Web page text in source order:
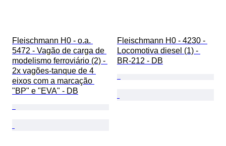
Fleischmann H0 - o.a.
5472 - Vagão de carga de
modelismo ferroviário (2) -
2x vagões-tanque de 4
eixos com a marcação
"BP" e "EVA" - DB
Fleischmann H0 - 4230 -
Locomotiva diesel (1) -
BR-212 - DB